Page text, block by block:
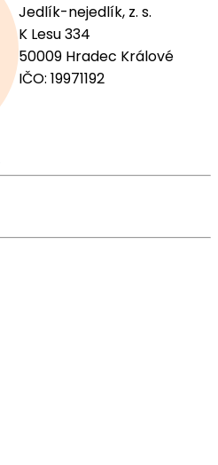
Jedlík-nejedlík, z. s.
K Lesu 334
50009 Hradec Králové
IČO: 19971192